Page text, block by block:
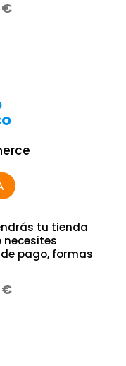
€
tu tienda
necesites
pago, formas
€